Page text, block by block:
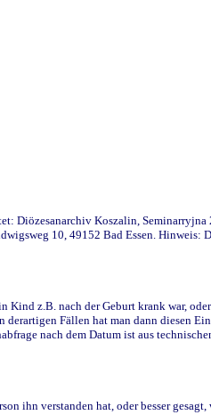
Koszalin,
10, 49152 Bad Essen. Hinweis:
z.B. nach der Geburt krank war,
Fällen hat man dann diesen
nach dem Datum ist aus
ihn verstanden hat, oder besser